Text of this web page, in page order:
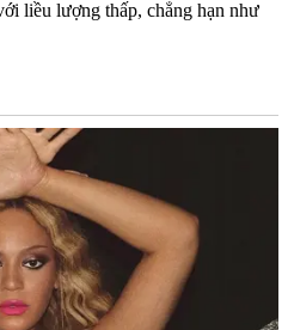
liều lượng thấp, chẳng hạn như